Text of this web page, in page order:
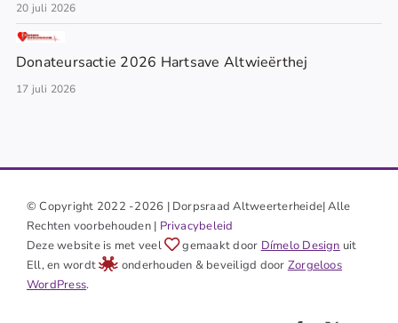
20 juli 2026
Donateursactie 2026 Hartsave Altwieërthej
17 juli 2026
© Copyright 2022 -2026 | Dorpsraad Altweerterheide| Alle
Rechten voorbehouden | Privacybeleid
Deze website is met veel
gemaakt door Dímelo Design uit
Ell, en wordt
onderhouden & beveiligd door Zorgeloos
WordPress.